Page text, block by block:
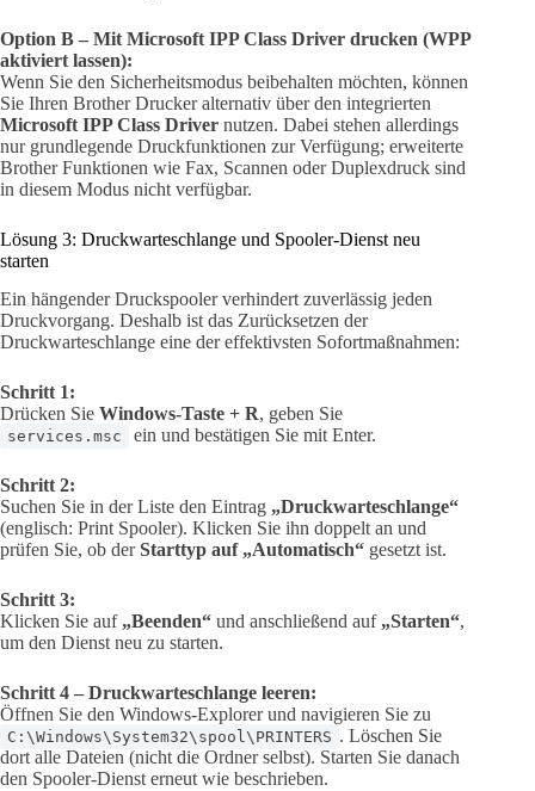
Option B – Mit Microsoft IPP Class Driver drucken (WPP
aktiviert lassen):
Wenn Sie den Sicherheitsmodus beibehalten möchten, können
Sie Ihren Brother Drucker alternativ über den integrierten
Microsoft IPP Class Driver nutzen. Dabei stehen allerdings
nur grundlegende Druckfunktionen zur Verfügung; erweiterte
Brother Funktionen wie Fax, Scannen oder Duplexdruck sind
in diesem Modus nicht verfügbar.
Lösung 3: Druckwarteschlange und Spooler-Dienst neu
starten
Ein hängender Druckspooler verhindert zuverlässig jeden
Druckvorgang. Deshalb ist das Zurücksetzen der
Druckwarteschlange eine der effektivsten Sofortmaßnahmen:
Schritt 1:
Drücken Sie Windows-Taste + R, geben Sie
services.msc ein und bestätigen Sie mit Enter.
Schritt 2:
Suchen Sie in der Liste den Eintrag „Druckwarteschlange“
(englisch: Print Spooler). Klicken Sie ihn doppelt an und
prüfen Sie, ob derStarttyp auf „Automatisch“ gesetzt ist.
Schritt 3:
Klicken Sie auf „Beenden“ und anschließend auf „Starten“,
um den Dienst neu zu starten.
Schritt 4 – Druckwarteschlange leeren:
Öffnen Sie den Windows-Explorer und navigieren Sie zu
C:\Windows\System32\spool\PRINTERS . Löschen Sie
dort alle Dateien (nicht die Ordner selbst). Starten Sie danach
den Spooler-Dienst erneut wie beschrieben.